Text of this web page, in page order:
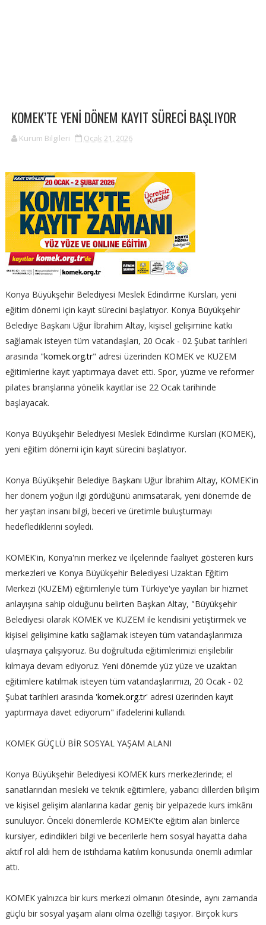
KOMEK’TE YENİ DÖNEM KAYIT SÜRECİ BAŞLIYOR
Kurum Bilgileri Ocak 21, 2026
Konya Büyükşehir Belediyesi Meslek Edindirme Kursları, yeni
eğitim dönemi için kayıt sürecini başlatıyor. Konya Büyükşehir
Belediye Başkanı Uğur İbrahim Altay, kişisel gelişimine katkı
sağlamak isteyen tüm vatandaşları, 20 Ocak - 02 Şubat tarihleri
arasında "komek.org.tr" adresi üzerinden KOMEK ve KUZEM
eğitimlerine kayıt yaptırmaya davet etti. Spor, yüzme ve reformer
pilates branşlarına yönelik kayıtlar ise 22 Ocak tarihinde
başlayacak.
Konya Büyükşehir Belediyesi Meslek Edindirme Kursları (KOMEK),
yeni eğitim dönemi için kayıt sürecini başlatıyor.
Konya Büyükşehir Belediye Başkanı Uğur İbrahim Altay, KOMEK'in
her dönem yoğun ilgi gördüğünü anımsatarak, yeni dönemde de
her yaştan insanı bilgi, beceri ve üretimle buluşturmayı
hedeflediklerini söyledi.
KOMEK'in, Konya'nın merkez ve ilçelerinde faaliyet gösteren kurs
merkezleri ve Konya Büyükşehir Belediyesi Uzaktan Eğitim
Merkezi (KUZEM) eğitimleriyle tüm Türkiye'ye yayılan bir hizmet
anlayışına sahip olduğunu belirten Başkan Altay, "Büyükşehir
Belediyesi olarak KOMEK ve KUZEM ile kendisini yetiştirmek ve
kişisel gelişimine katkı sağlamak isteyen tüm vatandaşlarımıza
ulaşmaya çalışıyoruz. Bu doğrultuda eğitimlerimizi erişilebilir
kılmaya devam ediyoruz. Yeni dönemde yüz yüze ve uzaktan
eğitimlere katılmak isteyen tüm vatandaşlarımızı, 20 Ocak - 02
Şubat tarihleri arasında 'komek.org.tr' adresi üzerinden kayıt
yaptırmaya davet ediyorum" ifadelerini kullandı.
KOMEK GÜÇLÜ BİR SOSYAL YAŞAM ALANI
Konya Büyükşehir Belediyesi KOMEK kurs merkezlerinde; el
sanatlarından mesleki ve teknik eğitimlere, yabancı dillerden bilişim
ve kişisel gelişim alanlarına kadar geniş bir yelpazede kurs imkânı
sunuluyor. Önceki dönemlerde KOMEK'te eğitim alan binlerce
kursiyer, edindikleri bilgi ve becerilerle hem sosyal hayatta daha
aktif rol aldı hem de istihdama katılım konusunda önemli adımlar
attı.
KOMEK yalnızca bir kurs merkezi olmanın ötesinde, aynı zamanda
güçlü bir sosyal yaşam alanı olma özelliği taşıyor. Birçok kurs